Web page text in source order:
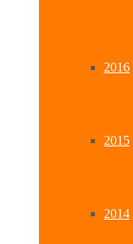
2016
2015
2014